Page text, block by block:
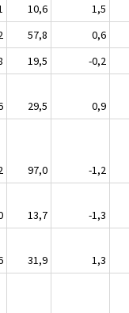
10,6 1,5
57,8 0,6
19,5 -0,2
29,5 0,9
97,0 -1,2
13,7 -1,3
31,9 1,3